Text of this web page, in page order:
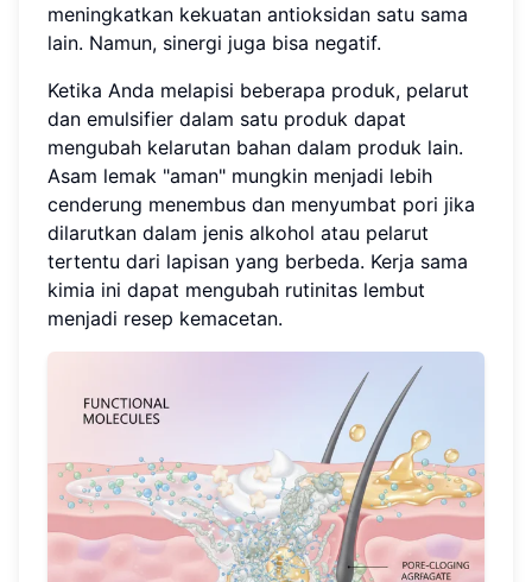
meningkatkan kekuatan antioksidan satu sama
lain. Namun, sinergi juga bisa negatif.
Ketika Anda melapisi beberapa produk, pelarut
dan emulsifier dalam satu produk dapat
mengubah kelarutan bahan dalam produk lain.
Asam lemak "aman" mungkin menjadi lebih
cenderung menembus dan menyumbat pori jika
dilarutkan dalam jenis alkohol atau pelarut
tertentu dari lapisan yang berbeda. Kerja sama
kimia ini dapat mengubah rutinitas lembut
menjadi resep kemacetan.